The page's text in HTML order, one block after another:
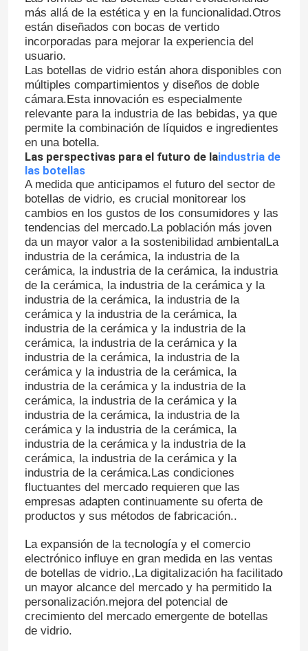
Visita a la fábrica
Control de Calidad
Contacto
Solicitar una cotización
Botellas de vidrio
tarros de cristal
Tazas de vidrio
Capa de botella del frasco
Artículos de vidrio para el hogar
más allá de la estética y en la funcionalidad.Otros
están diseñados con bocas de vertido
incorporadas para mejorar la experiencia del
usuario.
Las botellas de vidrio están ahora disponibles con
múltiples compartimientos y diseños de doble
cámara.Esta innovación es especialmente
relevante para la industria de las bebidas, ya que
permite la combinación de líquidos e ingredientes
en una botella.
Las perspectivas para el futuro de laindustria de
las botellas
A medida que anticipamos el futuro del sector de
botellas de vidrio, es crucial monitorear los
cambios en los gustos de los consumidores y las
tendencias del mercado.La población más joven
da un mayor valor a la sostenibilidad ambientalLa
industria de la cerámica, la industria de la
cerámica, la industria de la cerámica, la industria
de la cerámica, la industria de la cerámica y la
industria de la cerámica, la industria de la
cerámica y la industria de la cerámica, la
industria de la cerámica y la industria de la
cerámica, la industria de la cerámica y la
industria de la cerámica, la industria de la
cerámica y la industria de la cerámica, la
industria de la cerámica y la industria de la
cerámica, la industria de la cerámica y la
industria de la cerámica, la industria de la
cerámica y la industria de la cerámica, la
industria de la cerámica y la industria de la
cerámica, la industria de la cerámica y la
industria de la cerámica.Las condiciones
fluctuantes del mercado requieren que las
empresas adapten continuamente su oferta de
productos y sus métodos de fabricación..
La expansión de la tecnología y el comercio
electrónico influye en gran medida en las ventas
de botellas de vidrio.,La digitalización ha facilitado
un mayor alcance del mercado y ha permitido la
personalización.mejora del potencial de
crecimiento del mercado emergente de botellas
de vidrio.